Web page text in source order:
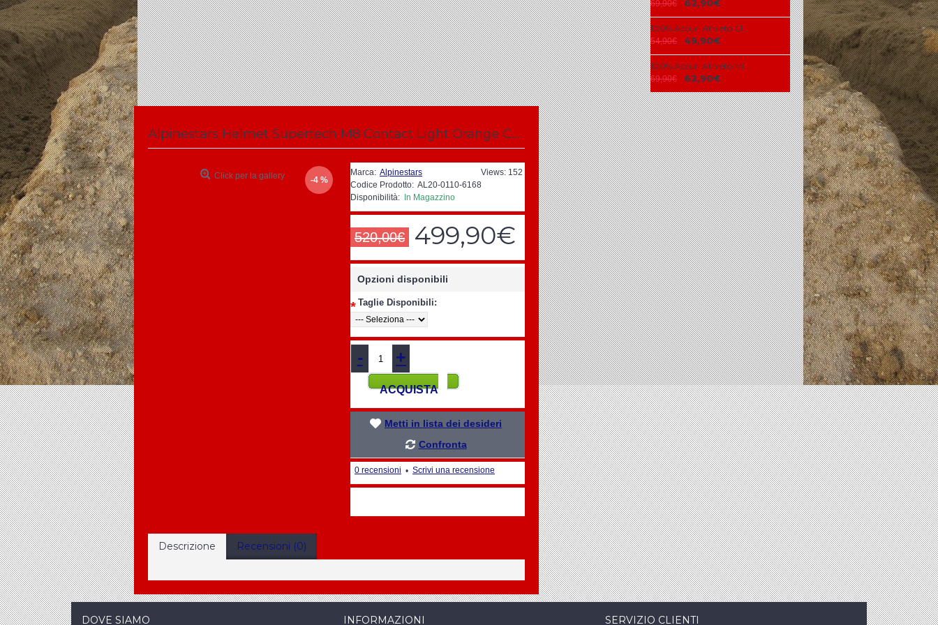
69,90€ 62,90€
100% Accuri Athleto Clear Lens
54,90€ 49,90€
100% Accuri Athleto Mirror Silver Lens
69,90€ 62,90€
Alpinestars Helmet Supertech M8 Contact Light Orange Cool Grey
-4 %
Click per la gallery Views: 152
Marca: Alpinestars
Codice Prodotto: AL20-0110-6168
Disponibilità:
In Magazzino
520,00€ 499,90€
Opzioni disponibili
* Taglie Disponibili:
- +
ACQUISTA
Metti in lista dei desideri
Confronta
0 recensioni • Scrivi una recensione
Descrizione Recensioni (0)
DOVE SIAMO INFORMAZIONI SERVIZIO CLIENTI